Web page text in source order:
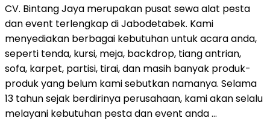
CV. Bintang Jaya merupakan pusat sewa alat pesta
dan event terlengkap di Jabodetabek. Kami
menyediakan berbagai kebutuhan untuk acara anda,
seperti tenda, kursi, meja, backdrop, tiang antrian,
sofa, karpet, partisi, tirai, dan masih banyak produk-
produk yang belum kami sebutkan namanya. Selama
13 tahun sejak berdirinya perusahaan, kami akan selalu
melayani kebutuhan pesta dan event anda …